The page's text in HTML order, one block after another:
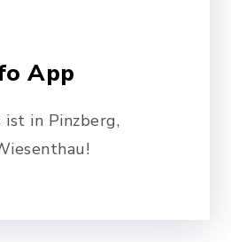
App
ist in Pinzberg,